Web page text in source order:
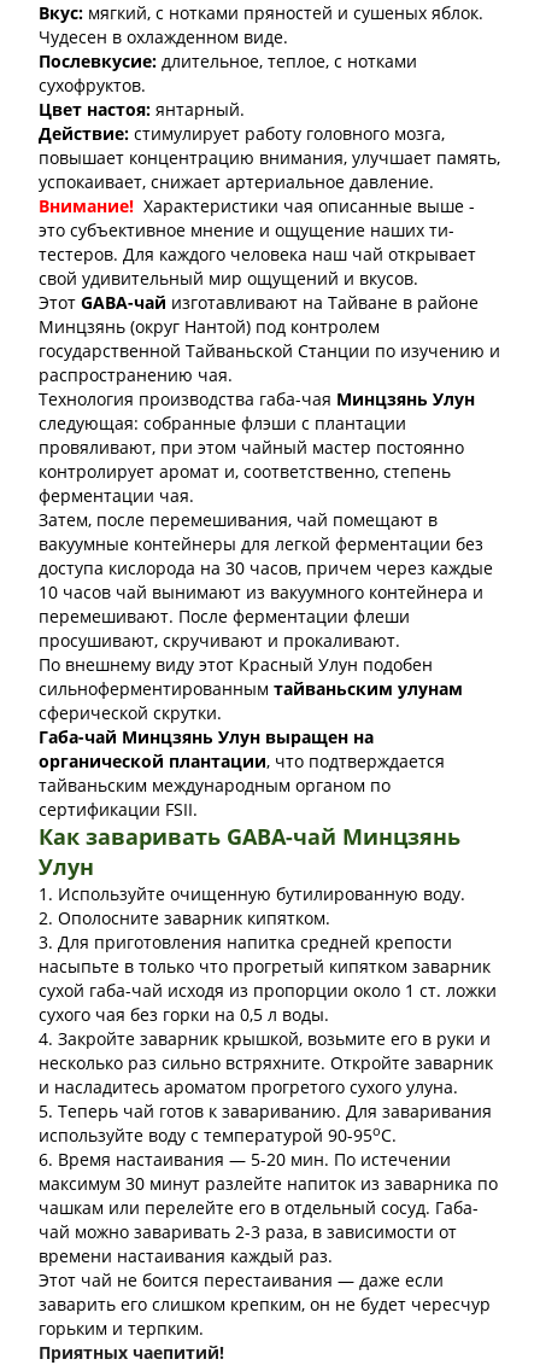
Вкус: мягкий, с нотками пряностей и сушеных яблок.
Чудесен в охлажденном виде.
Послевкусие: длительное, теплое, с нотками
сухофруктов.
Цвет настоя: янтарный.
Действие: стимулирует работу головного мозга,
повышает концентрацию внимания, улучшает память,
успокаивает, снижает артериальное давление.
Внимание! Характеристики чая описанные выше -
это субъективное мнение и ощущение наших ти-
тестеров. Для каждого человека наш чай открывает
свой удивительный мир ощущений и вкусов.
Этот GABA-чай изготавливают на Тайване в районе
Минцзянь (округ Нантой) под контролем
государственной Тайваньской Станции по изучению и
распространению чая.
Технология производства габа-чая Минцзянь Улун
следующая: собранные флэши с плантации
провяливают, при этом чайный мастер постоянно
контролирует аромат и, соответственно, степень
ферментации чая.
Затем, после перемешивания, чай помещают в
вакуумные контейнеры для легкой ферментации без
доступа кислорода на 30 часов, причем через каждые
10 часов чай ​​вынимают из вакуумного контейнера и
перемешивают. После ферментации флеши
просушивают, скручивают и прокаливают.
По внешнему виду этот Красный Улун подобен
сильноферментированным тайваньским улунам
сферической скрутки.
Габа-чай Минцзянь Улун выращен на
органической плантации, что подтверждается
тайваньским международным органом по
сертификации FSII.
Как заваривать GABA-чай Минцзянь
Улун
1. Используйте очищенную бутилированную воду.
2. Ополосните заварник кипятком.
3. Для приготовления напитка средней крепости
насыпьте в только что прогретый кипятком заварник
сухой габа-чай исходя из пропорции около 1 ст. ложки
сухого чая без горки на 0,5 л воды.
4. Закройте заварник крышкой, возьмите его в руки и
несколько раз сильно встряхните. Откройте заварник
и насладитесь ароматом прогретого сухого улуна.
5. Теперь чай готов к завариванию. Для заваривания
используйте воду с температурой 90-95оС.
6. Время настаивания — 5-20 мин. По истечении
максимум 30 минут разлейте напиток из заварника по
чашкам или перелейте его в отдельный сосуд. Габа-
чай можно заваривать 2-3 раза, в зависимости от
времени настаивания каждый раз.
Этот чай не боится перестаивания — даже если
заварить его слишком крепким, он не будет чересчур
горьким и терпким.
Приятных чаепитий!